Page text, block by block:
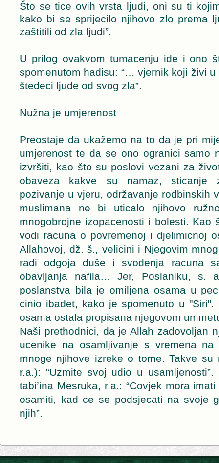
Što se tice ovih vrsta ljudi, oni su ti
kako bi se sprijecilo njihovo zlo prema
zaštitili od zla ljudi”.
U prilog ovakvom tumacenju ide i ono
spomenutom hadisu: “… vjernik koji živi
štedeci ljude od svog zla”.
Nužna je umjerenost
Preostaje da ukažemo na to da je pri
umjerenost te da se ono ogranici samo
izvršiti, kao što su poslovi vezani za
obaveza kakve su namaz, sticanje
pozivanje u vjeru, održavanje rodbinskih
muslimana ne bi uticalo njihovo
mnogobrojne izopacenosti i bolesti.
vodi racuna o povremenoj i djelimicnoj
Allahovoj, dž. š., velicini i Njegovim
radi odgoja duše i svodenja racuna
obavljanja nafila… Jer, Poslaniku, s.
poslanstva bila je omiljena osama u
cinio ibadet, kako je spomenuto u "Siri".
osama ostala propisana njegovom
Naši prethodnici, da je Allah zadovoljan
ucenike na osamljivanje s vremena
mnoge njihove izreke o tome. Takve su
r.a.): “Uzmite svoj udio u
tabi’ina Mesruka, r.a.: “Covjek mora
osamiti, kad ce se podsjecati na svoje
njih”.